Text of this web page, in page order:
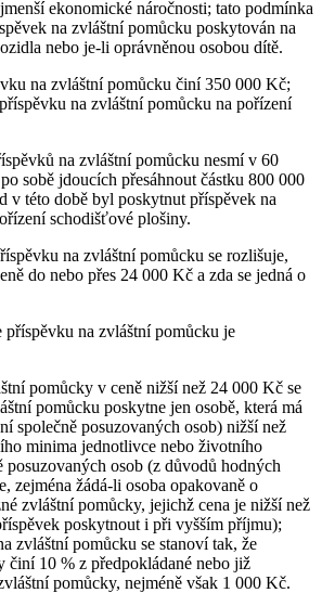
ekonomické náročnosti; tato podmínka
na zvláštní pomůcku poskytován na
nebo je-li oprávněnou osobou dítě.
na zvláštní pomůcku činí 350 000 Kč;
na zvláštní pomůcku na pořízení
na zvláštní pomůcku nesmí v 60
sobě jdoucích přesáhnout částku 800 000
v této době byl poskytnut příspěvek na
schodišťové plošiny.
na zvláštní pomůcku se rozlišuje,
do nebo přes 24 000 Kč a zda se jedná o
příspěvku na zvláštní pomůcku je
pomůcky v ceně nižší než 24 000 Kč se
pomůcku poskytne jen osobě, která má
společně posuzovaných osob) nižší než
minima jednotlivce nebo životního
posuzovaných osob (z důvodů hodných
zejména žádá-li osoba opakovaně o
zvláštní pomůcky, jejichž cena je nižší než
poskytnout i při vyšším příjmu);
zvláštní pomůcku se stanoví tak, že
činí 10 % z předpokládané nebo již
pomůcky, nejméně však 1 000 Kč.